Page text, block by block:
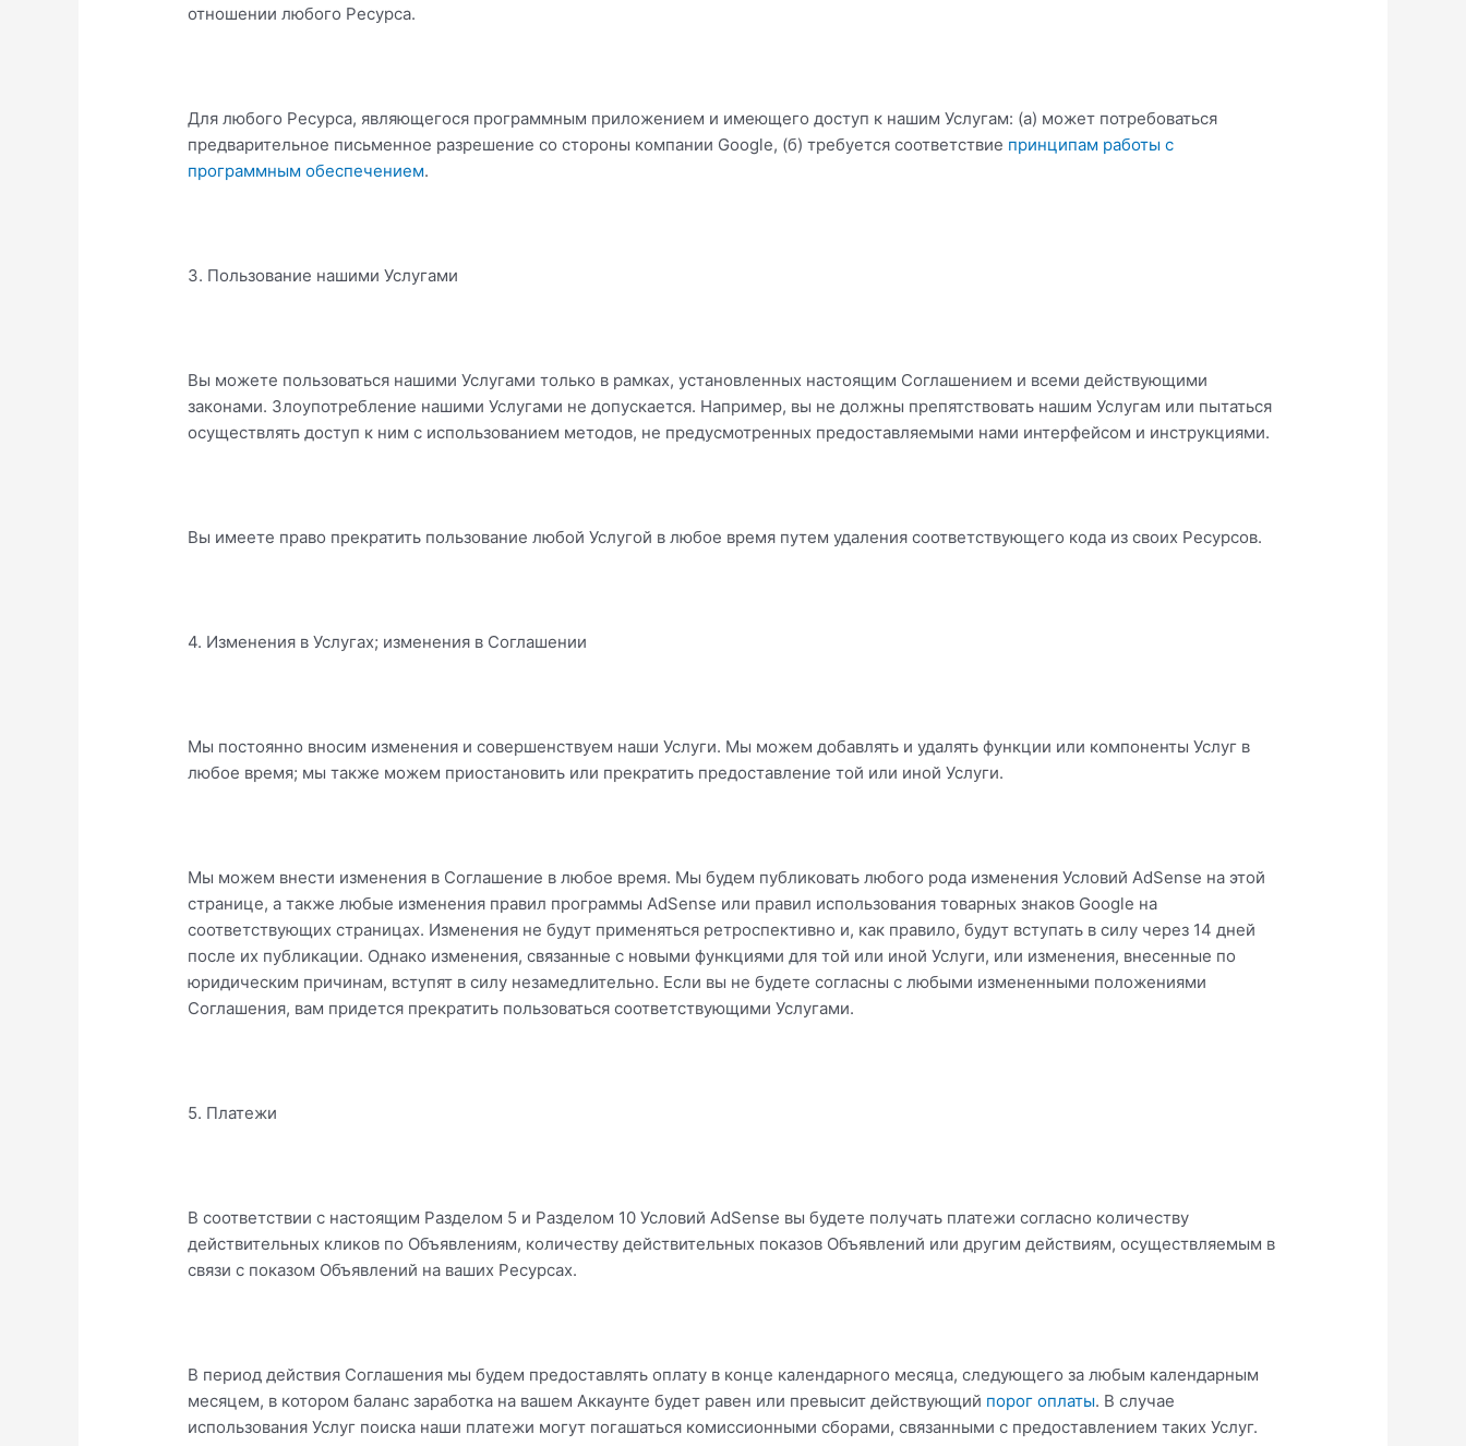
отношении любого Ресурса.
Для любого Ресурса, являющегося программным приложением и имеющего доступ к нашим Услугам: (а) может потребоваться
предварительное письменное разрешение со стороны компании Google, (б) требуется соответствие принципам работы с
программным обеспечением.
3. Пользование нашими Услугами
Вы можете пользоваться нашими Услугами только в рамках, установленных настоящим Соглашением и всеми действующими
законами. Злоупотребление нашими Услугами не допускается. Например, вы не должны препятствовать нашим Услугам или пытаться
осуществлять доступ к ним с использованием методов, не предусмотренных предоставляемыми нами интерфейсом и инструкциями.
Вы имеете право прекратить пользование любой Услугой в любое время путем удаления соответствующего кода из своих Ресурсов.
4. Изменения в Услугах; изменения в Соглашении
Мы постоянно вносим изменения и совершенствуем наши Услуги. Мы можем добавлять и удалять функции или компоненты Услуг в
любое время; мы также можем приостановить или прекратить предоставление той или иной Услуги.
Мы можем внести изменения в Соглашение в любое время. Мы будем публиковать любого рода изменения Условий AdSense на этой
странице, а также любые изменения правил программы AdSense или правил использования товарных знаков Google на
соответствующих страницах. Изменения не будут применяться ретроспективно и, как правило, будут вступать в силу через 14 дней
после их публикации. Однако изменения, связанные с новыми функциями для той или иной Услуги, или изменения, внесенные по
юридическим причинам, вступят в силу незамедлительно. Если вы не будете согласны с любыми измененными положениями
Соглашения, вам придется прекратить пользоваться соответствующими Услугами.
5. Платежи
В соответствии с настоящим Разделом 5 и Разделом 10 Условий AdSense вы будете получать платежи согласно количеству
действительных кликов по Объявлениям, количеству действительных показов Объявлений или другим действиям, осуществляемым в
связи с показом Объявлений на ваших Ресурсах.
В период действия Соглашения мы будем предоставлять оплату в конце календарного месяца, следующего за любым календарным
месяцем, в котором баланс заработка на вашем Аккаунте будет равен или превысит действующий порог оплаты. В случае
использования Услуг поиска наши платежи могут погашаться комиссионными сборами, связанными с предоставлением таких Услуг.